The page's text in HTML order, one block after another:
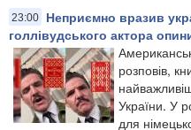
23:00
Неприємно вразив
голлівудського актора
розповів,
України. У
для